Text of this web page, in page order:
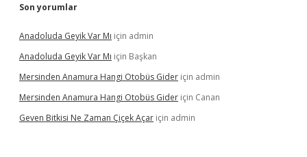
Son yorumlar
Anadoluda Geyik Var Mı için admin
Anadoluda Geyik Var Mı için Başkan
Mersinden Anamura Hangi Otobüs Gider için admin
Mersinden Anamura Hangi Otobüs Gider için Canan
Geven Bitkisi Ne Zaman Çiçek Açar için admin